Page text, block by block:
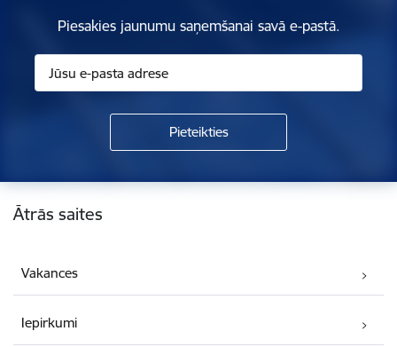
Piesakies jaunumu saņemšanai savā e-pastā.
Kājene
Ātrās saites
Vakances
Iepirkumi